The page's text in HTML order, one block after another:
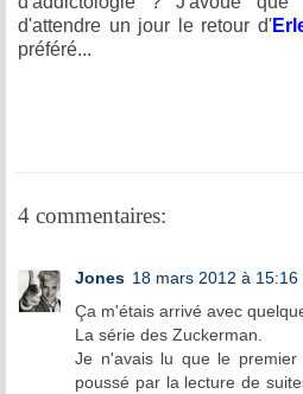
d'attendre un jour le retour d'
préféré...
4 commentaires:
Jones 18 mars 2012 à 15:16
Ça m'étais arrivé avec
La série des Zuckerman.
Je n'avais lu que le
poussé par la lecture de